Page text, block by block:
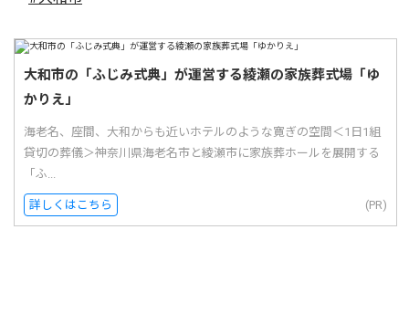
大和市の「ふじみ式典」が運営する綾瀬の家族葬式場「ゆ
かりえ」
海老名、座間、大和からも近いホテルのような寛ぎの空間＜1日1組
貸切の葬儀＞神奈川県海老名市と綾瀬市に家族葬ホールを展開する
「ふ...
詳しくはこちら (PR)